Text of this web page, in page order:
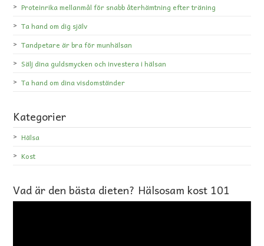
Proteinrika mellanmål för snabb återhämtning efter träning
Ta hand om dig själv
Tandpetare är bra för munhälsan
Sälj dina guldsmycken och investera i hälsan
Ta hand om dina visdomständer
Kategorier
Hälsa
Kost
Vad är den bästa dieten? Hälsosam kost 101